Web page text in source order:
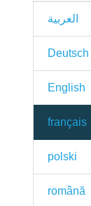
العربية
Deutsch
English
français
polski
română